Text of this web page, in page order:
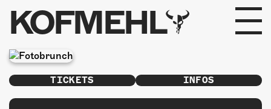
KOFMEHL
PROGRAMM
FABRIKGEFLÜSTER
TICKETS INFOS